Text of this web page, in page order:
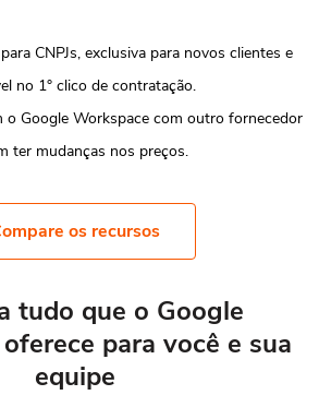
CNPJs, exclusiva para novos clientes e
no 1° clico de contratação.
o Google Workspace com outro fornecedor
ter mudanças nos preços.
os recursos
tudo que o Google
para você e sua
equipe